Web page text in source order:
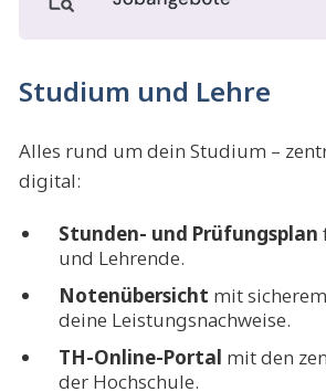
Studium und Lehre
Alles rund um dein Studium –
digital:
Stunden- und Prüfungsplan
und Lehrende.
Notenübersicht mit
deine Leistungsnachweise.
TH-Online-Portal mit den
der Hochschule.